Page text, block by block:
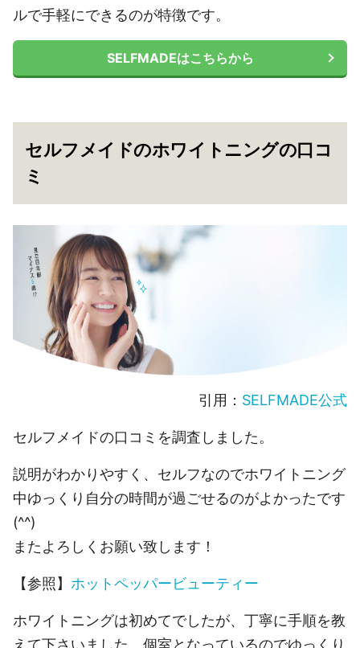
ルで手軽にできるのが特徴です。
SELFMADEはこちらから
セルフメイドのホワイトニングの口コ
ミ
引用： SELFMADE公式
セルフメイドの口コミを調査しました。
説明がわかりやすく、セルフなのでホワイトニング
中ゆっくり自分の時間が過ごせるのがよかったです
(^^)
またよろしくお願い致します！
【参照】 ホットペッパービューティー
ホワイトニングは初めてでしたが、丁寧に手順を教
えて下さいました。個室となっているのでゆっくり